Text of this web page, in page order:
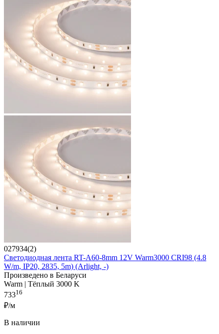
027934(2)
Светодиодная лента RT-A60-8mm 12V Warm3000 CRI98 (4.8
W/m, IP20, 2835, 5m) (Arlight, -)
Произведено в Беларуси
Warm | Тёплый 3000 K
73316
₽/м
В наличии